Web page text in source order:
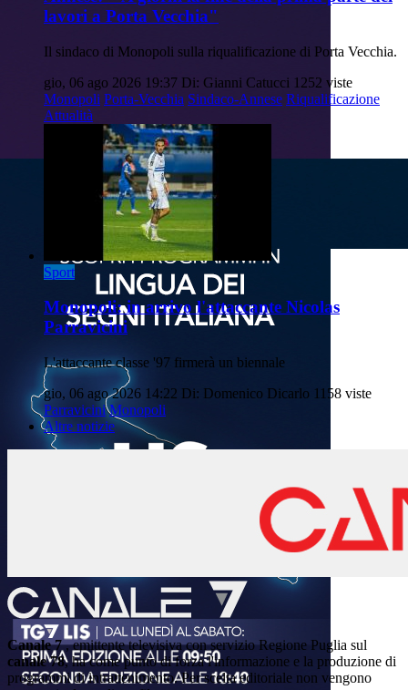
lavori a Porta Vecchia"
Il sindaco di Monopoli sulla riqualificazione di Porta Vecchia.
gio, 06 ago 2026 19:37 Di: Gianni Catucci 1252 viste
Monopoli Porta-Vecchia Sindaco-Annese Riqualificazione
Attualità
Sport
Monopoli: in arrivo l'attaccante Nicolas
Parravicini
L'attaccante classe '97 firmerà un biennale
gio, 06 ago 2026 14:22 Di: Domenico Dicarlo 1158 viste
Parravicini Monopoli
Altre notizie
Canale 7, emittente televisiva con servizio Regione Puglia sul
canale 78, ha come punto di forza l'informazione e la produzione di
programmi di intrattenimento. Per scelta editoriale non vengono